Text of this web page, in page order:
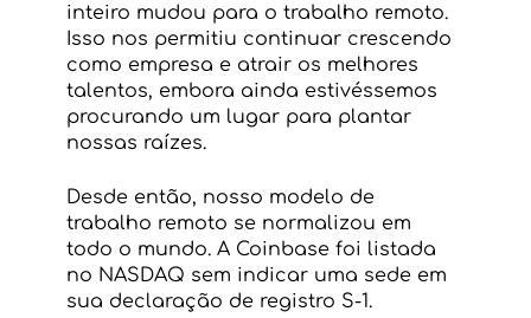
inteiro mudou para o trabalho remoto.
Isso nos permitiu continuar crescendo
como empresa e atrair os melhores
talentos, embora ainda estivéssemos
procurando um lugar para plantar
nossas raízes.
Desde então, nosso modelo de
trabalho remoto se normalizou em
todo o mundo. A Coinbase foi listada
no NASDAQ sem indicar uma sede em
sua declaração de registro S-1.